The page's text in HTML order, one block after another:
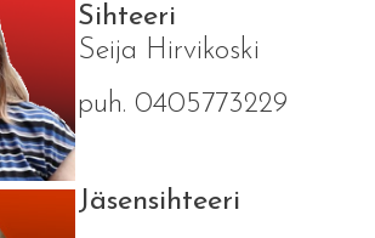
Sihteeri
Seija Hirvikoski
puh. 0405773229
Jäsensihteeri